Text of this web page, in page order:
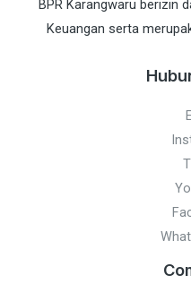
BPR Karangwaru berizin
Keuangan serta